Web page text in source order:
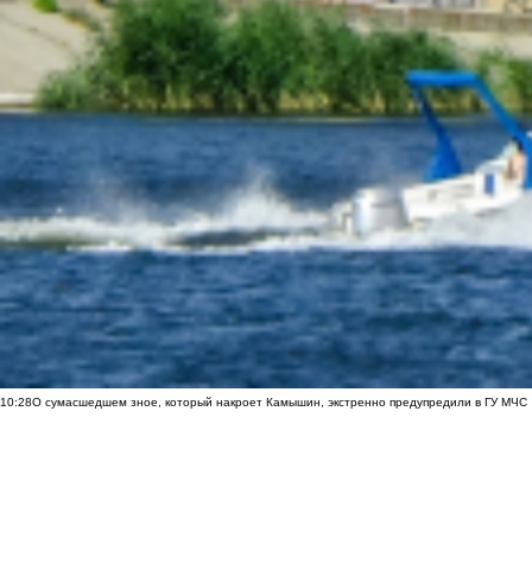
10:28О сумасшедшем зное, который накроет Камышин, экстренно предупредили в ГУ МЧС